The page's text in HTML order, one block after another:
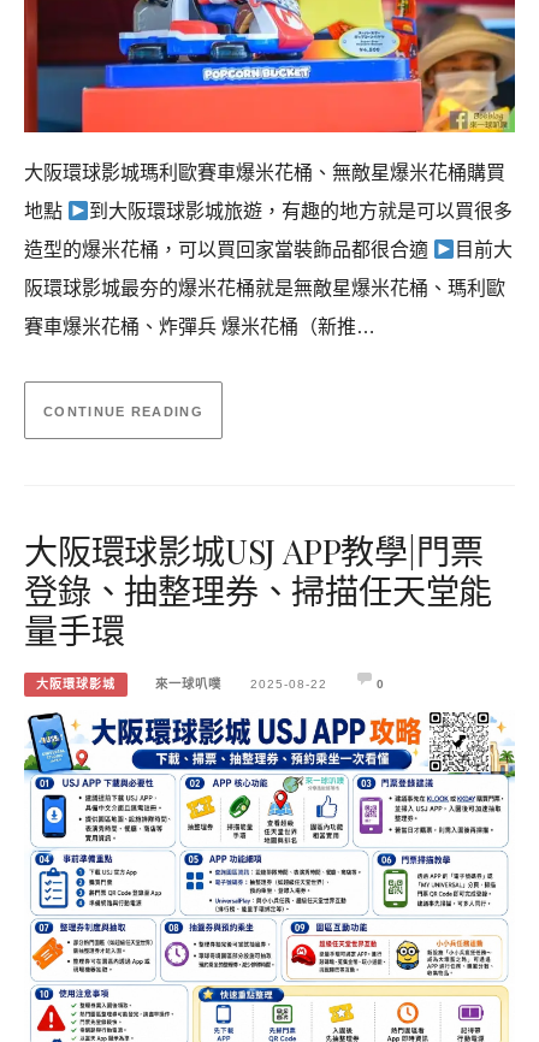
大阪環球影城瑪利歐賽車爆米花桶、無敵星爆米花桶購買
地點
到大阪環球影城旅遊，有趣的地方就是可以買很多
造型的爆米花桶，可以買回家當裝飾品都很合適
目前大
阪環球影城最夯的爆米花桶就是無敵星爆米花桶、瑪利歐
賽車爆米花桶、炸彈兵 爆米花桶（新推…
CONTINUE READING
大阪環球影城USJ APP教學|門票
登錄、抽整理券、掃描任天堂能
量手環
大阪環球影城 來一球叭噗 2025-08-22 0